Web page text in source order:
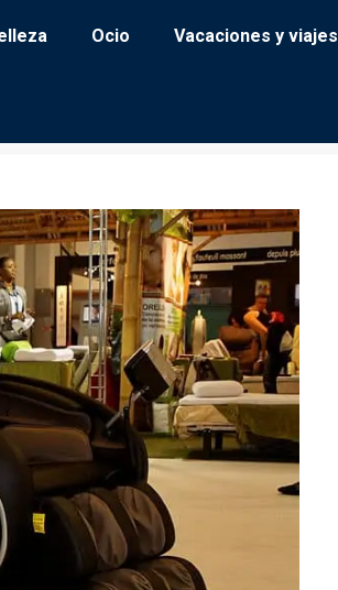
Ocio Vacaciones y viajes